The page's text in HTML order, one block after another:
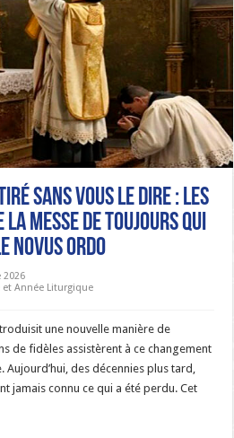
sans vous le dire : Les
Messe de toujours qui
Novus Ordo
2026
et Année Liturgique
une nouvelle manière de
de fidèles assistèrent à ce changement
des décennies plus tard,
jamais connu ce qui a été perdu. Cet